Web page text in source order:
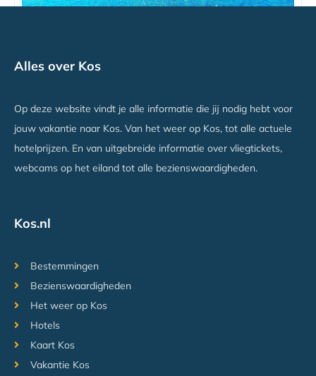
Alles over Kos
Op deze website vindt je alle informatie die jij nodig hebt voor
jouw vakantie naar Kos. Van het weer op Kos, tot alle actuele
hotelprijzen. En van uitgebreide informatie over vliegtickets,
webcams op het eiland tot alle bezienswaardigheden.
Kos.nl
Bestemmingen
Bezienswaardigheden
Het weer op Kos
Hotels
Kaart Kos
Vakantie Kos